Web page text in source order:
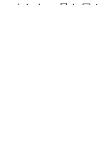
ました。見た目